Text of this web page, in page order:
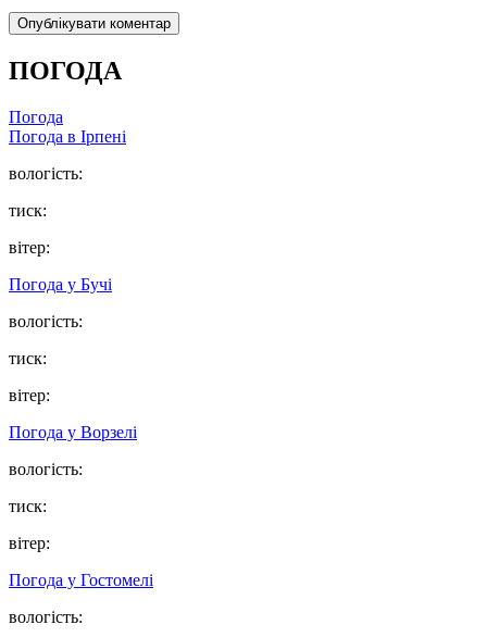
ПОГОДА
Погода
Погода в Ірпені
вологість:
тиск:
вітер:
Погода у Бучі
вологість:
тиск:
вітер:
Погода у Ворзелі
вологість:
тиск:
вітер:
Погода у Гостомелі
вологість: